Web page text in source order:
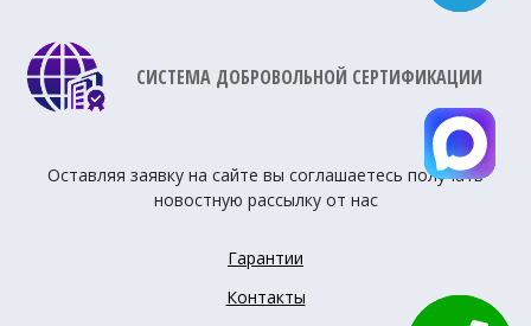
СИСТЕМА ДОБРОВОЛЬНОЙ СЕРТИФИКАЦИИ
Оставляя заявку на сайте вы соглашаетесь получать
новостную рассылку от нас
Гарантии
Контакты